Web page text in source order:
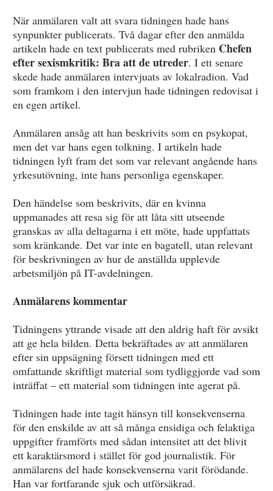
När anmälaren valt att svara tidningen hade hans
synpunkter publicerats. Två dagar efter den anmälda
artikeln hade en text publicerats med rubriken Chefen
efter sexismkritik: Bra att de utreder. I ett senare
skede hade anmälaren intervjuats av lokalradion. Vad
som framkom i den intervjun hade tidningen redovisat i
en egen artikel.
Anmälaren ansåg att han beskrivits som en psykopat,
men det var hans egen tolkning. I artikeln hade
tidningen lyft fram det som var relevant angående hans
yrkesutövning, inte hans personliga egenskaper.
Den händelse som beskrivits, där en kvinna
uppmanades att resa sig för att låta sitt utseende
granskas av alla deltagarna i ett möte, hade uppfattats
som kränkande. Det var inte en bagatell, utan relevant
för beskrivningen av hur de anställda upplevde
arbetsmiljön på IT-avdelningen.
Anmälarens kommentar
Tidningens yttrande visade att den aldrig haft för avsikt
att ge hela bilden. Detta bekräftades av att anmälaren
efter sin uppsägning försett tidningen med ett
omfattande skriftligt material som tydliggjorde vad som
inträffat – ett material som tidningen inte agerat på.
Tidningen hade inte tagit hänsyn till konsekvenserna
för den enskilde av att så många ensidiga och felaktiga
uppgifter framförts med sådan intensitet att det blivit
ett karaktärsmord i stället för god journalistik. För
anmälarens del hade konsekvenserna varit förödande.
Han var fortfarande sjuk och utförsäkrad.